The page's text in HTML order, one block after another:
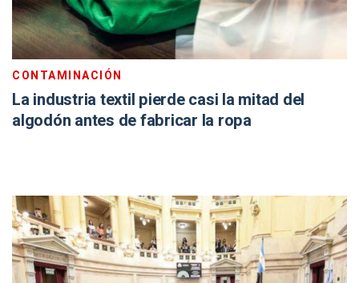
CONTAMINACIÓN
La industria textil pierde casi la mitad del
algodón antes de fabricar la ropa